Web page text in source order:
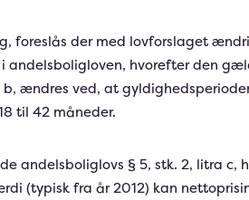
foreslås der med lovforslaget
hvorefter den
ændres ved, at
til 42 måneder.
andelsboliglovs § 5, stk. 2, litra c,
(typisk fra år 2012) kan